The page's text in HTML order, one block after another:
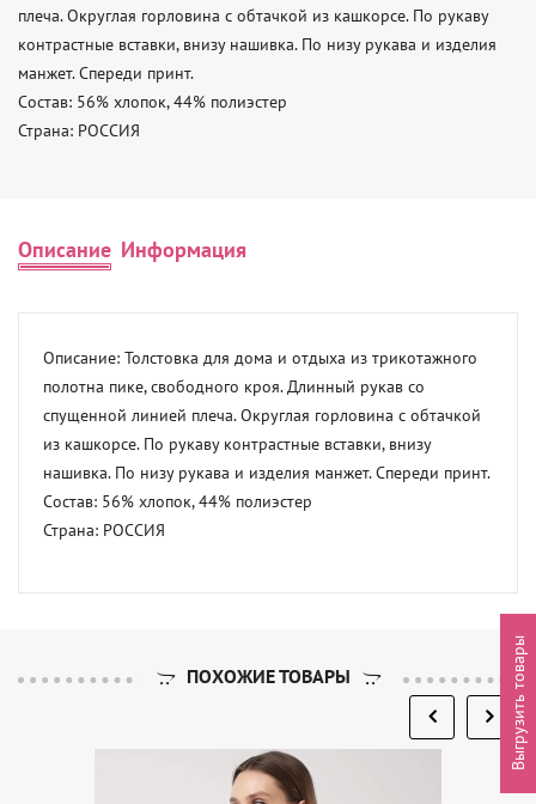
плеча. Округлая горловина с обтачкой из кашкорсе. По рукаву
контрастные вставки, внизу нашивка. По низу рукава и изделия
манжет. Спереди принт.
Состав: 56% хлопок, 44% полиэстер
Страна: РОССИЯ
Описание Информация
Описание: Толстовка для дома и отдыха из трикотажного
полотна пике, свободного кроя. Длинный рукав со
спущенной линией плеча. Округлая горловина с обтачкой
из кашкорсе. По рукаву контрастные вставки, внизу
нашивка. По низу рукава и изделия манжет. Спереди принт.
Состав: 56% хлопок, 44% полиэстер
Страна: РОССИЯ
ПОХОЖИЕ ТОВАРЫ Выгрузить товары